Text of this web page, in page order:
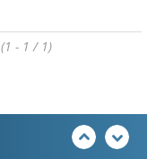
(1 - 1 / 1)